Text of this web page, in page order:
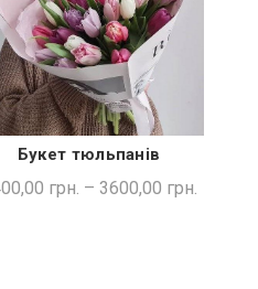
ШВИДКА ПОКУПКА
Букет тюльпанів
грн. – 3600,00 грн.